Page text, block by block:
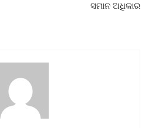
ସମାନ ଅଧିକାର